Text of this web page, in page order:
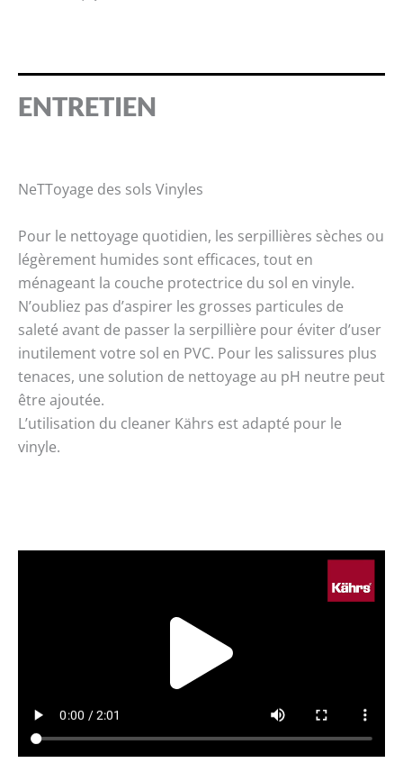
ENTRETIEN
NeTToyage des sols Vinyles
Pour le nettoyage quotidien, les serpillières sèches ou
légèrement humides sont efficaces, tout en
ménageant la couche protectrice du sol en vinyle.
N’oubliez pas d’aspirer les grosses particules de
saleté avant de passer la serpillière pour éviter d’user
inutilement votre sol en PVC. Pour les salissures plus
tenaces, une solution de nettoyage au pH neutre peut
être ajoutée.
L’utilisation du cleaner Kährs est adapté pour le
vinyle.
Play